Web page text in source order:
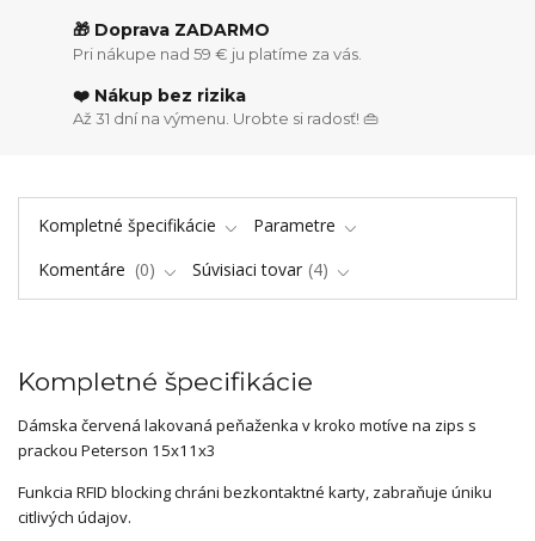
🎁 Doprava ZADARMO
Pri nákupe nad 59 € ju platíme za vás.
❤️ Nákup bez rizika
Až 31 dní na výmenu. Urobte si radosť! 👜
Kompletné špecifikácie
Parametre
Komentáre
0 Súvisiaci tovar 4
Kompletné špecifikácie
Dámska červená lakovaná peňaženka v kroko motíve na zips s
prackou Peterson 15x11x3
Funkcia RFID blocking chráni bezkontaktné karty, zabraňuje úniku
citlivých údajov.